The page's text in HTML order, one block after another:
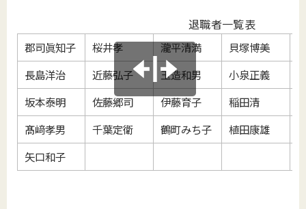
退職者一覧表
郡司眞知子 桜井孝 瀧平清満 貝塚博美
長島洋治
近藤弘子 玉造和男 小泉正義
坂本泰明
佐藤郷司 伊藤育子 稲田清
髙﨑孝男
千葉定衛 鶴町みち子 植田康雄
矢口和子